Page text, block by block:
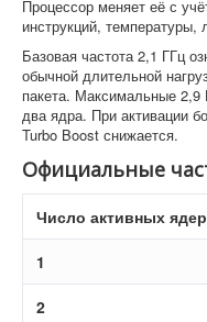
Процессор меняет её с
инструкций, температуры,
Базовая частота 2,1 ГГц
обычной длительной
пакета. Максимальные 2,9
два ядра. При активации
Turbo Boost снижается.
Официальные
Число активных ядер
1
2